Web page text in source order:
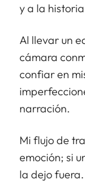
y a la
Al llevar un
cámara
confiar en
narración.
Mi flujo de
emoción; si
la dejo